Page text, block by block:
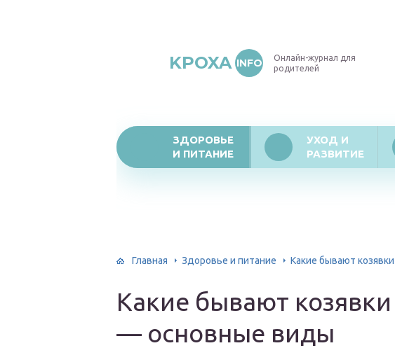
KPOXA INFO
Онлайн-журнал для
родителей
ЗДОРОВЬЕ
И ПИТАНИЕ
УХОД И
РАЗВИТИЕ
Главная Здоровье и питание Какие бывают
Какие бывают козявки
— основные виды